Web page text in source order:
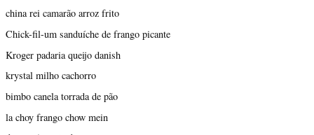
china rei camarão arroz frito
Chick-fil-um sanduíche de frango picante
Kroger padaria queijo danish
krystal milho cachorro
bimbo canela torrada de pão
la choy frango chow mein